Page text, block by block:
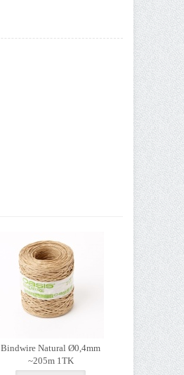
Bindwire Natural Ø0,4mm
~205m 1TK